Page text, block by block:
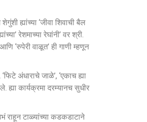
ह्यांच्या ‘जीवा शिवाची बैल
रेशमाच्या रेघांनी’ वर श्री.
‘रुपेरी वाळूत’ ही गाणी म्हणून
अंधाराचे जाळे’, ‘एकाच ह्या
ह्या कार्यक्रमा दरम्यानच सुधीर
राहून टाळ्यांच्या कडकडाटाने